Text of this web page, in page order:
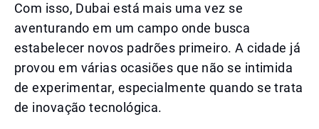
Com isso, Dubai está mais uma vez se
aventurando em um campo onde busca
estabelecer novos padrões primeiro. A cidade já
provou em várias ocasiões que não se intimida
de experimentar, especialmente quando se trata
de inovação tecnológica.